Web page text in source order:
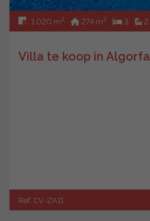
1.020 m2 274 m2 3 2
Villa te koop in Algorfa
Ref. CV-ZA11